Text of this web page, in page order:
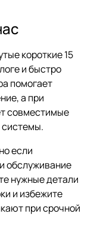
короткие 15
и быстро
помогает
а при
совместимые
если
обслуживание
нужные детали
и избежите
при срочной